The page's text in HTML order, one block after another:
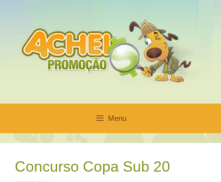
conteúdo
Menu
Concurso Copa Sub 20